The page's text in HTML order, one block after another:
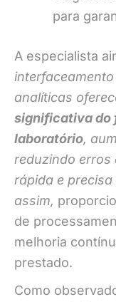
para
A especialista
analíticas
significativa do
laboratório,
reduzindo erros
rápida e
assim,
de
melhoria
prestado.
Como